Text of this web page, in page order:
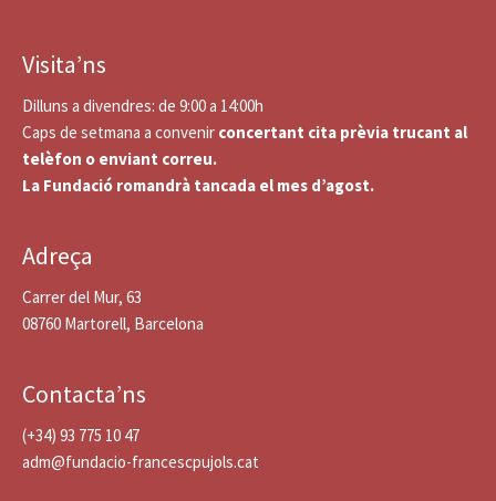
Visita’ns
Dilluns a divendres: de 9:00 a 14:00h
Caps de setmana a convenir concertant cita prèvia trucant al
telèfon o enviant correu.
La Fundació romandrà tancada el mes d’agost.
Adreça
Carrer del Mur, 63
08760 Martorell, Barcelona
Contacta’ns
(+34) 93 775 10 47
adm@fundacio-francescpujols.cat